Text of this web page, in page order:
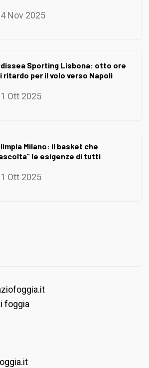
Nov 2025
Sporting Lisbona: otto ore
ritardo per il volo verso Napoli
Ott 2025
Milano: il basket che
le esigenze di tutti
Ott 2025
foggia